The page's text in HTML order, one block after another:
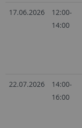
17.06.2026
12:00-
14:00
22.07.2026
14:00-
16:00